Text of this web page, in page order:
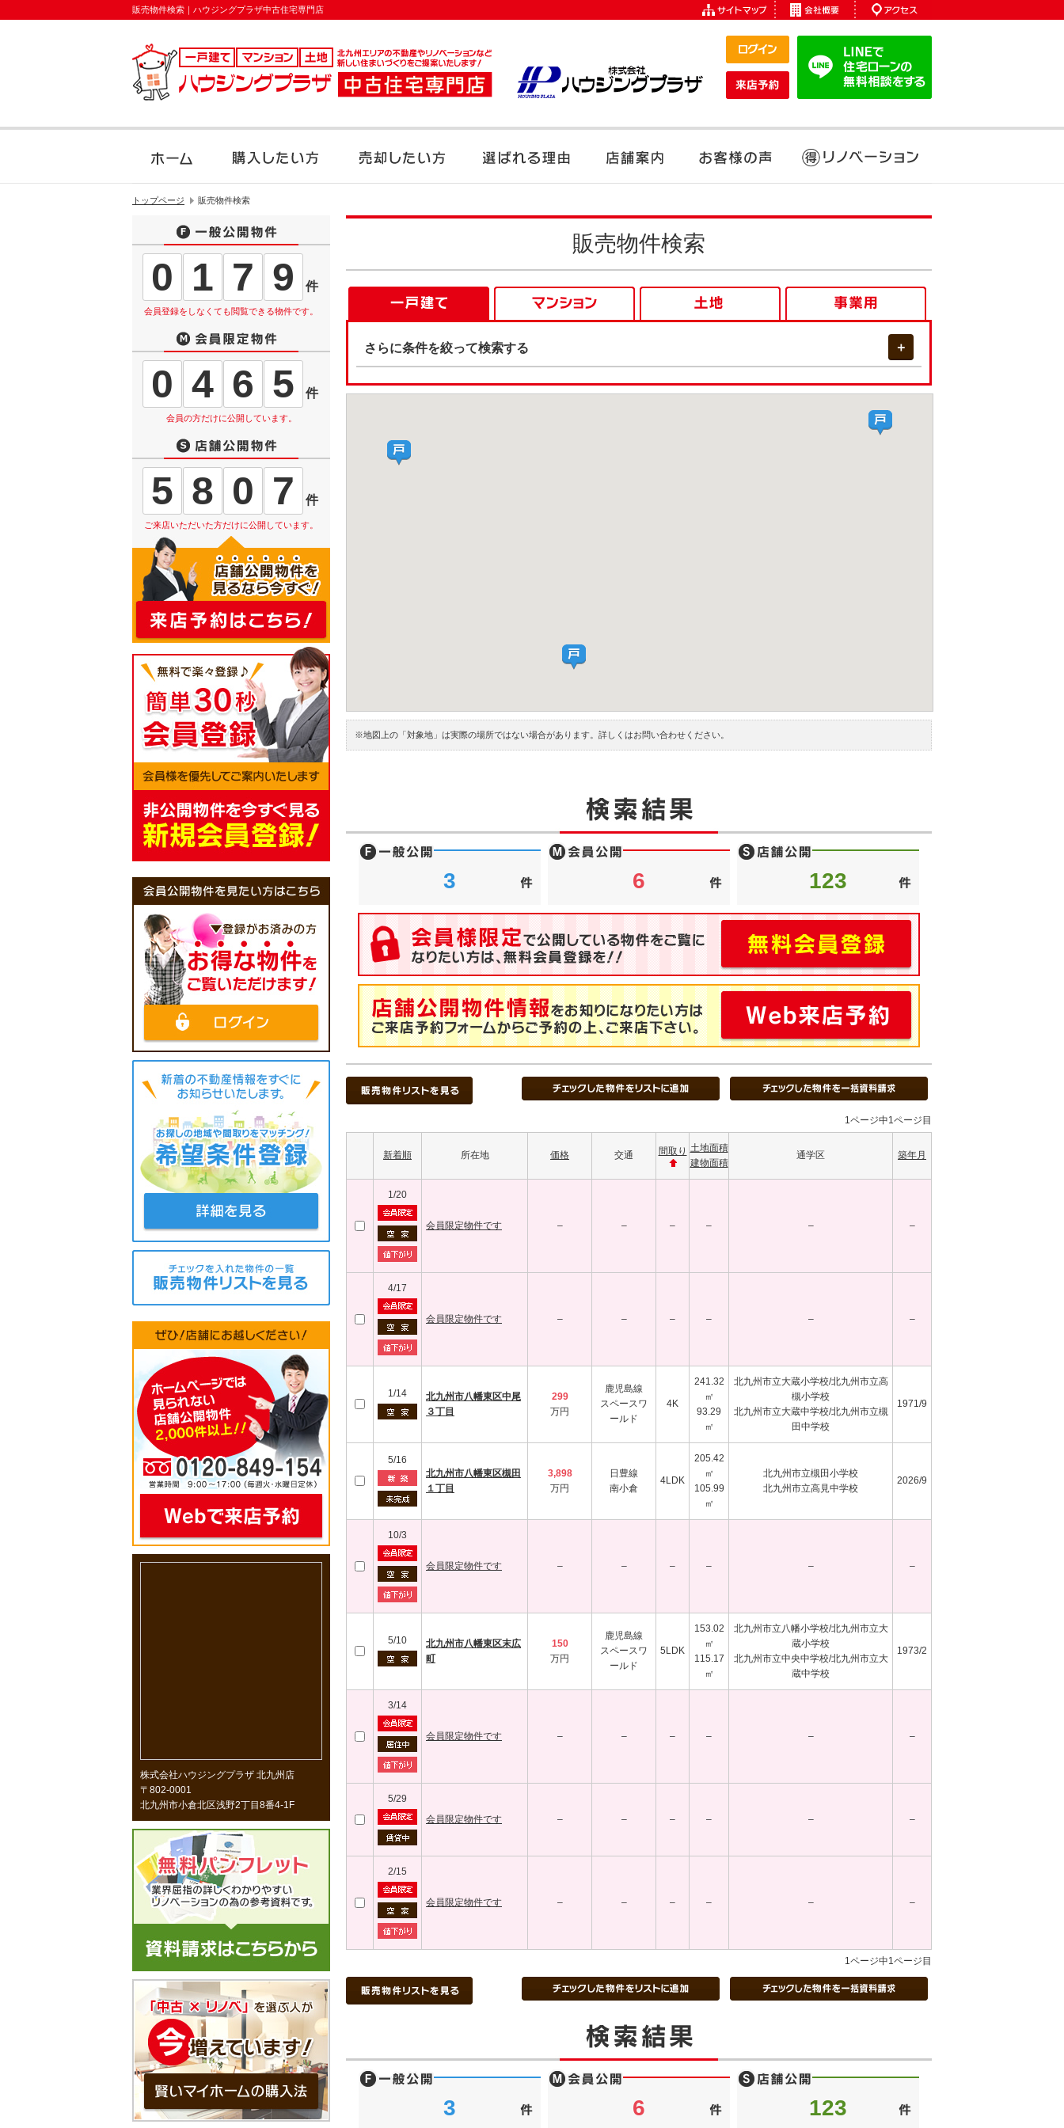
販売物件検索｜ハウジングプラザ中古住宅専門店
トップページ 販売物件検索
販売物件検索
さらに条件を絞って検索する
※地図上の「対象地」は実際の場所ではない場合があります。詳しくはお問い合わせください。
3 6 123
1ページ中1ページ目
新着順 所在地 価格 交通 間取り 土地面積
建物面積
通学区 築年月
1/20
会員限定物件です – – – – – –
4/17
会員限定物件です – – – – – –
1/14
北九州市八幡東区中尾
３丁目
299
万円
鹿児島線
スペースワ
ールド
4K
241.32
㎡
93.29
㎡
北九州市立大蔵小学校/北九州市立高
槻小学校
北九州市立大蔵中学校/北九州市立槻
田中学校
1971/9
5/16
北九州市八幡東区槻田
１丁目
3,898
万円
日豊線
南小倉
4LDK
205.42
㎡
105.99
㎡
北九州市立槻田小学校
北九州市立高見中学校
2026/9
10/3
会員限定物件です – – – – – –
5/10
北九州市八幡東区末広
町
150
万円
鹿児島線
スペースワ
ールド
5LDK
153.02
㎡
115.17
㎡
北九州市立八幡小学校/北九州市立大
蔵小学校
北九州市立中央中学校/北九州市立大
蔵中学校
1973/2
3/14
会員限定物件です – – – – – –
5/29
会員限定物件です
– – – – – –
2/15
会員限定物件です – – – – – –
1ページ中1ページ目
3 6 123
0 1 7 9 件
会員登録をしなくても閲覧できる物件です。
0 4 6 5 件
会員の方だけに公開しています。
5 8 0 7 件
ご来店いただいた方だけに公開しています。
株式会社ハウジングプラザ 北九州店
〒802-0001
北九州市小倉北区浅野2丁目8番4-1F